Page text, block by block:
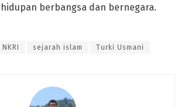
berbangsa dan bernegara.
NKRI sejarah islam Turki Usmani